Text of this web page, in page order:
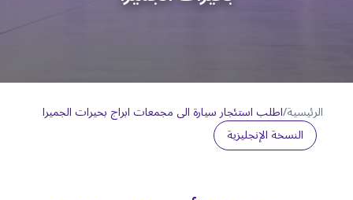
الرئيسية/اطلب استئجار سيارة الى مجمعات ابراج بحيرات الجميرا
النسخة الإنجليزية